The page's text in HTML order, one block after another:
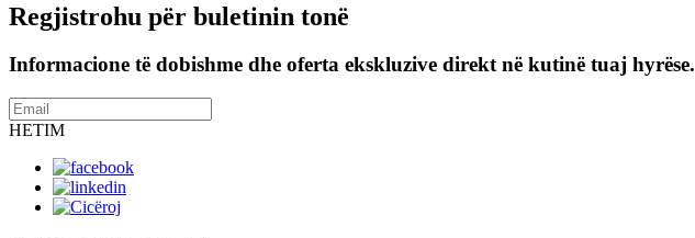
Regjistrohu për buletinin tonë
Informacione të dobishme dhe oferta ekskluzive direkt në kutinë tuaj hyrëse.
HETIM